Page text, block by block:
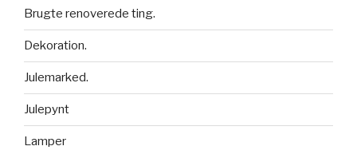
Brugte renoverede ting.
Dekoration.
Julemarked.
Julepynt
Lamper